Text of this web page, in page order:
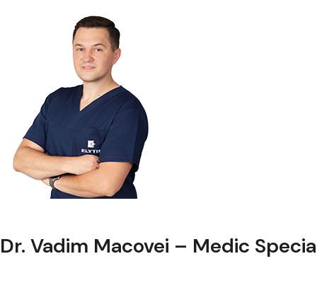
Dr. Vadim Macovei – Medic